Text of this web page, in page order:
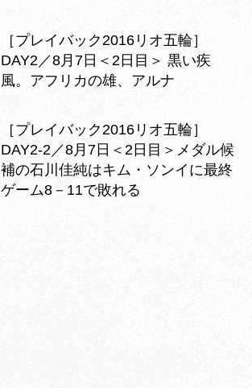
［プレイバック2016リオ五輪］
DAY2／8月7日＜2日目＞ 黒い疾
風。アフリカの雄、アルナ
［プレイバック2016リオ五輪］
DAY2-2／8月7日＜2日目＞メダル候
補の石川佳純はキム・ソンイに最終
ゲーム8－11で敗れる